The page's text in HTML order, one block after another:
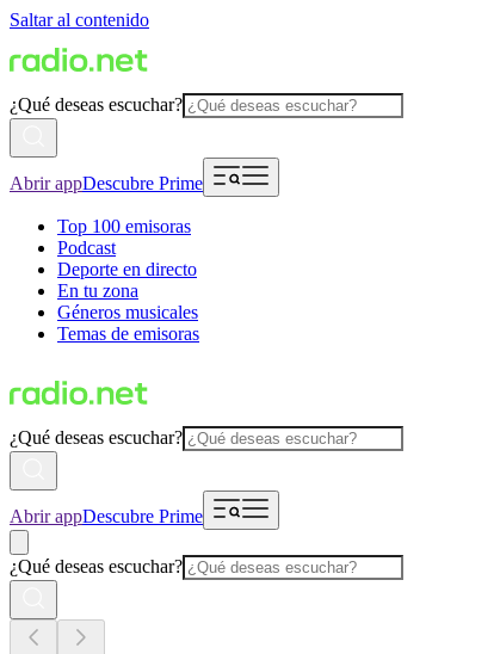
Saltar al contenido
¿Qué deseas escuchar?
Abrir appDescubre Prime
Top 100 emisoras
Podcast
Deporte en directo
En tu zona
Géneros musicales
Temas de emisoras
¿Qué deseas escuchar?
Abrir appDescubre Prime
¿Qué deseas escuchar?